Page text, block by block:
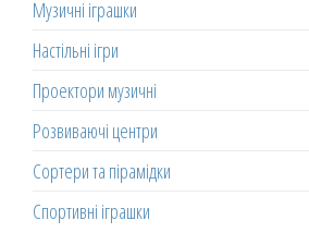
Музичні іграшки
Настільні ігри
Проектори музичні
Розвиваючі центри
Сортери та пірамідки
Спортивні іграшки